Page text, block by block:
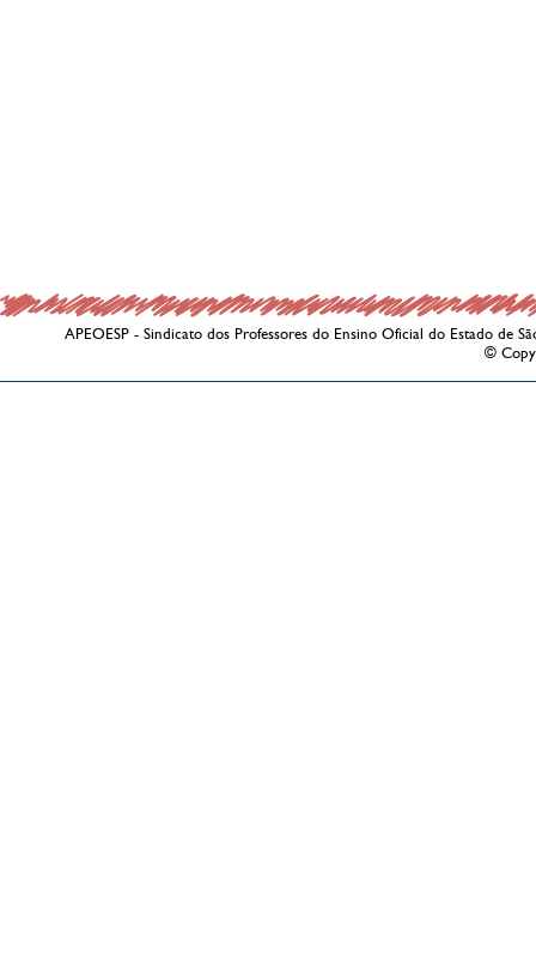
APEOESP - Sindicato dos Professores do Ensino Oficial do Estado de
©